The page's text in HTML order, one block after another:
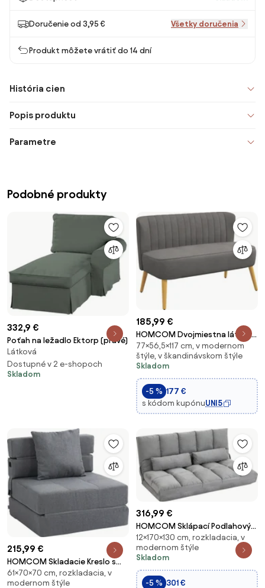
Doručenie od 3,95 € Všetky doručenia
Produkt môžete vrátiť do 14 dní
História cien
Popis produktu
Parametre
Podobné produkty
332,9 €
Poťah na ležadlo Ektorp (pravé)
Látková
Dostupné v 2 e-shopoch
Skladom
185,99 €
HOMCOM Dvojmiestna látková
pohovka s čalúnením,
Dvojpohovka, Nábytok do
obývacej izby, Drevený,
zamatový polyester, pena,
Tmavošedá 117 x 56,5 x 77 cm
77×56,5×117 cm, v modernom
štýle, v škandinávskom štýle
Skladom
-5 % 177 €
s kódom kupónuUNI5
215,99 €
HOMCOM Skladacie Kreslo s
Lôžkovou Funkciou, Rozkladací
Gauč, 2-v-1 Skladacie Kreslo s
61×70×70 cm, rozkladacia, v
modernom štýle
316,99 €
HOMCOM Sklápací Podlahový
Gauč s 7 Polohami a Vankúšmi,
Moderný Gauč pre TV, Hry,
Čítanie, Yoga, Kanceláriu,
130x73x60 cm, Svetlo šedý |
Aosom
12×170×130 cm, rozkladacia, v
modernom štýle
Skladom
-5 % 301 €